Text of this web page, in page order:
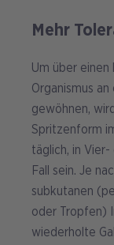
Mehr
Um über
Organismus
gewöhnen,
Spritzenform
täglich, in
Fall sein. Je
subkutanen
oder Tropfen)
wiederholte